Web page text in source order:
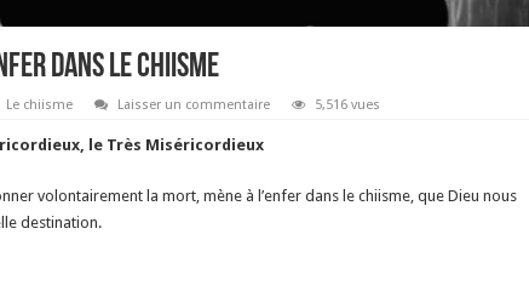
dans le chiisme
Le chiisme Laisser un commentaire 5,516 vues
le Très Miséricordieux
volontairement la mort, mène à l’enfer dans le chiisme, que Dieu nous
destination.